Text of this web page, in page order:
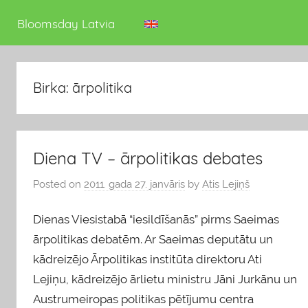
Bloomsday Latvia
Birka: ārpolitika
Diena TV – ārpolitikas debates
Posted on 2011. gada 27. janvāris by Atis Lejiņš
Dienas Viesistabā “iesildīšanās” pirms Saeimas
ārpolitikas debatēm. Ar Saeimas deputātu un
kādreizējo Ārpolitikas institūta direktoru Ati
Lejiņu, kādreizējo ārlietu ministru Jāni Jurkānu un
Austrumeiropas politikas pētījumu centra